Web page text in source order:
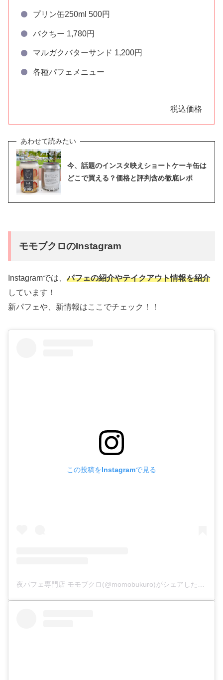
プリン缶250ml 500円
バクちー 1,780円
マルガクバターサンド 1,200円
各種パフェメニュー
税込価格
今、話題のインスタ映えショートケーキ缶は
どこで買える？価格と評判含め徹底レポ
モモブクロのInstagram
Instagramでは、パフェの紹介やテイクアウト情報を紹介
しています！
新パフェや、新情報はここでチェック！！
この投稿をInstagramで見る